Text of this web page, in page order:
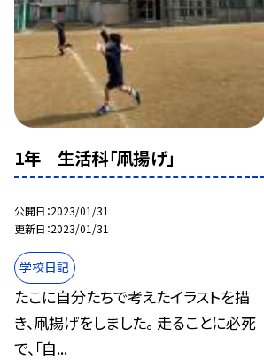
1年 生活科「凧揚げ」
公開日 2023/01/31
更新日 2023/01/31
学校日記
たこに自分たちで考えたイラストを描
き、凧揚げをしました。 走ることに必死
で、「自...